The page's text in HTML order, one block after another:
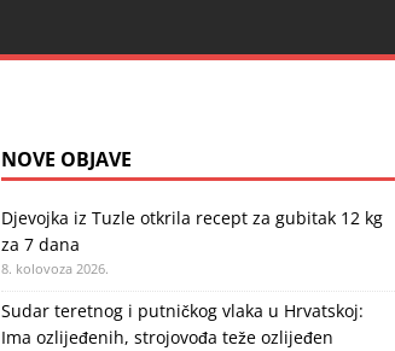
NOVE OBJAVE
Djevojka iz Tuzle otkrila recept za gubitak 12 kg
za 7 dana
8. kolovoza 2026.
Sudar teretnog i putničkog vlaka u Hrvatskoj:
Ima ozlijeđenih, strojovođa teže ozlijeđen